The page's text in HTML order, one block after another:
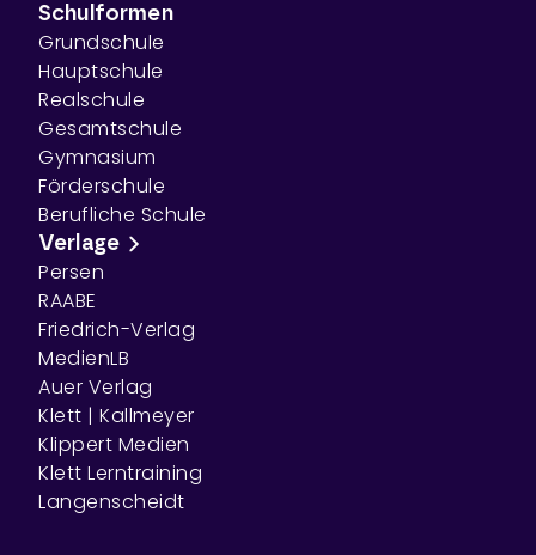
Schulformen
Grundschule
Hauptschule
Realschule
Gesamtschule
Gymnasium
Förderschule
Berufliche Schule
Verlage
Persen
RAABE
Friedrich-Verlag
MedienLB
Auer Verlag
Klett | Kallmeyer
Klippert Medien
Klett Lerntraining
Langenscheidt